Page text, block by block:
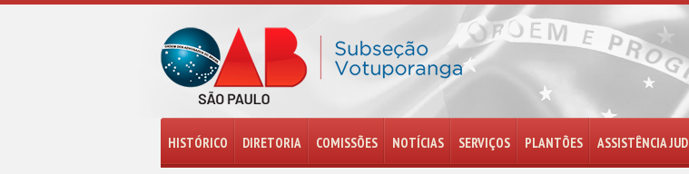
HISTÓRICO DIRETORIA COMISSÕES NOTÍCIAS SERVIÇOS PLANTÕES ASSISTÊNCIA